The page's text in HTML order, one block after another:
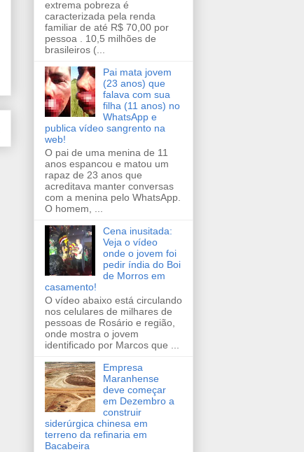
extrema pobreza é
caracterizada pela renda
familiar de até R$ 70,00 por
pessoa . 10,5 milhões de
brasileiros (...
Pai mata jovem
(23 anos) que
falava com sua
filha (11 anos) no
WhatsApp e
publica vídeo sangrento na
web!
O pai de uma menina de 11
anos espancou e matou um
rapaz de 23 anos que
acreditava manter conversas
com a menina pelo WhatsApp.
O homem, ...
Cena inusitada:
Veja o vídeo
onde o jovem foi
pedir índia do Boi
de Morros em
casamento!
O vídeo abaixo está circulando
nos celulares de milhares de
pessoas de Rosário e região,
onde mostra o jovem
identificado por Marcos que ...
Empresa
Maranhense
deve começar
em Dezembro a
construir
siderúrgica chinesa em
terreno da refinaria em
Bacabeira